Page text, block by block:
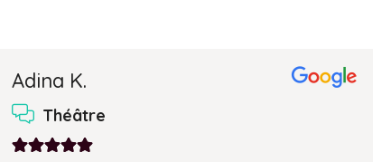
Adina K.
Théâtre